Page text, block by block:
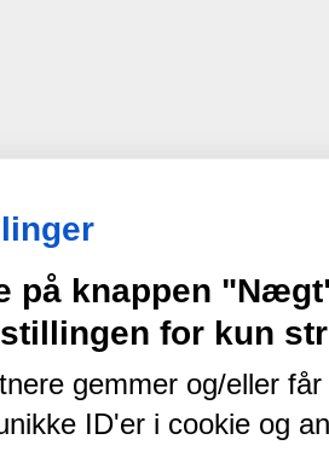
på knappen
for kun
gemmer og/eller
ID'er i cookie og